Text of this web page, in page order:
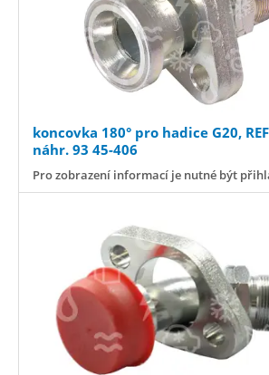
koncovka 180° pro hadice G20,
náhr. 93 45-406
Pro zobrazení informací je nutné být